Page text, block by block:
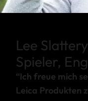
Lee
Spieler,
“Ich freue mich
Leica Produkten